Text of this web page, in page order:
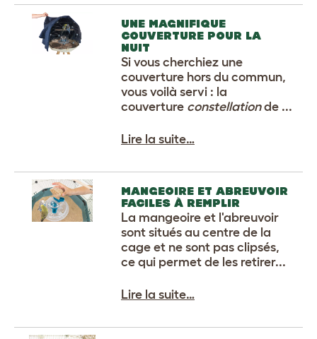
UNE MAGNIFIQUE
COUVERTURE POUR LA
NUIT
Si vous cherchiez une
couverture hors du commun,
vous voilà servi : la
couverture constellationde ...
Lire la suite…
MANGEOIRE ET ABREUVOIR
FACILES À REMPLIR
La mangeoire et l'abreuvoir
sont situés au centre de la
cage et ne sont pas clipsés,
ce qui permet de les retirer...
Lire la suite…